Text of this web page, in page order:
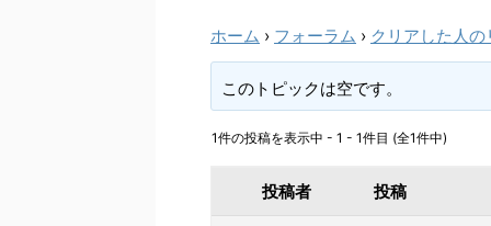
ホーム › フォーラム › クリアした人の
このトピックは空です。
1件の投稿を表示中 - 1 - 1件目 (全1件中)
投稿者 投稿